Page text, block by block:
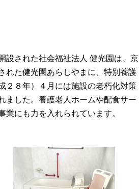
設された社会福祉法人 健光園は、京
れた健光園あらしやまに、特別養護
２８年）４月には施設の老朽化対策
ました。養護老人ホームや配食サー
にも力を入れられています。